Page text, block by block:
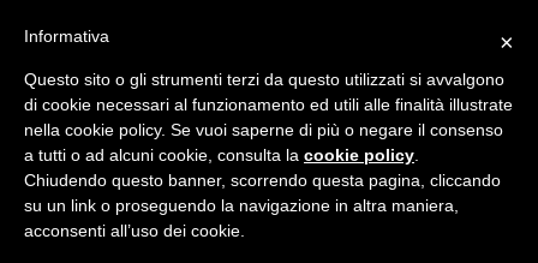
1
×
Informativa
Questo sito o gli strumenti terzi da questo utilizzati si avvalgono
di cookie necessari al funzionamento ed utili alle finalità illustrate
nella cookie policy. Se vuoi saperne di più o negare il consenso
a tutti o ad alcuni cookie, consulta la cookie policy
Chiudendo questo banner, scorrendo questa pagina, cliccando
su un link o proseguendo la navigazione in altra maniera,
acconsenti all’uso dei cookie.